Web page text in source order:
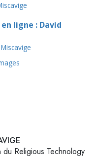
ligne : David
du Religious Technology